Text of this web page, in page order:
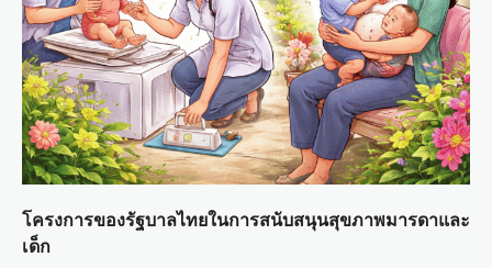
โครงการของรัฐบาลไทยในการสนับสนุนสุขภาพมารดาและ
เด็ก